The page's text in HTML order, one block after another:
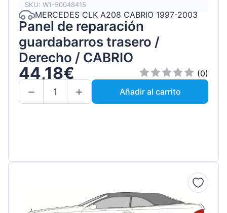
SKU: W1-50048415
MERCEDES CLK A208 CABRIO 1997-2003
Panel de reparación
guardabarros trasero /
Derecho / CABRIO
44,18€
(0)
Añadir al carrito